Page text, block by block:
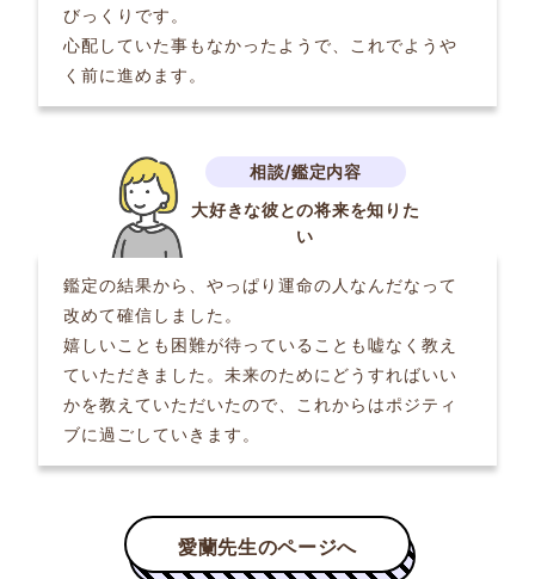
びっくりです。
心配していた事もなかったようで、これでようや
く前に進めます。
大好きな彼との将来を知りた
い
鑑定の結果から、やっぱり運命の人なんだなって
改めて確信しました。
嬉しいことも困難が待っていることも嘘なく教え
ていただきました。未来のためにどうすればいい
かを教えていただいたので、これからはポジティ
ブに過ごしていきます。